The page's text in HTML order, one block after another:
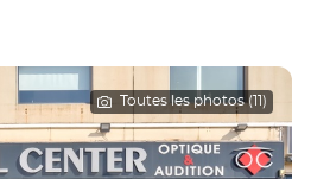
Toutes les photos (11)